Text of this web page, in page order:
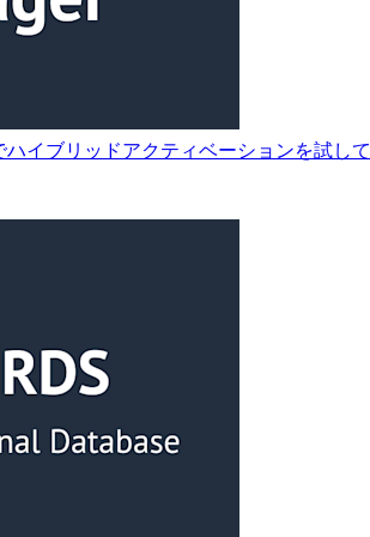
イブリッドアクティベーションを試し